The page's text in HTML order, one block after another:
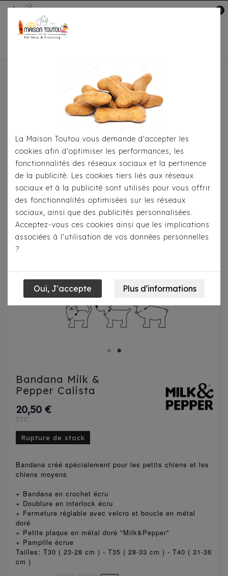
0
Accueil
Pour
Accessoires
Bandana Milk & Pepper
Calista
Bandana Milk &
Pepper Calista
20,50 €
TTC
Rupture de stock
Bandana créé spécialement pour les petits chiens et les
chiens moyens
+ Bandana en crochet écru
+ Doublure en interlock écru
+ Fermeture réglable avec velcro et boucle en métal
doré
+ Petite plaque en métal doré "Milk&Pepper"
+ Pampille écrue
Tailles: T30 ( 23-28 cm ) - T35 ( 28-33 cm ) - T40 ( 31-36
cm )
La Maison Toutou vous demande d'accepter les
cookies afin d'optimiser les performances, les
fonctionnalités des réseaux sociaux et la pertinence
de la publicité. Les cookies tiers liés aux réseaux
sociaux et à la publicité sont utilisés pour vous offrir
des fonctionnalités optimisées sur les réseaux
sociaux, ainsi que des publicités personnalisées.
Acceptez-vous ces cookies ainsi que les implications
associées à l'utilisation de vos données personnelles
?